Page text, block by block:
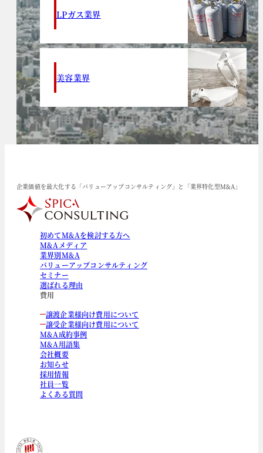
LPガス業界
美容業界
企業価値を最大化する「バリューアップコンサルティング」と「業界特化型M&A」
初めてM&Aを検討する方へ
M&Aメディア
業界別M&A
バリューアップコンサルティング
セミナー
選ばれる理由
費用
譲渡企業様向け費用について
譲受企業様向け費用について
M&A成約事例
M&A用語集
会社概要
お知らせ
採用情報
社員一覧
よくある質問